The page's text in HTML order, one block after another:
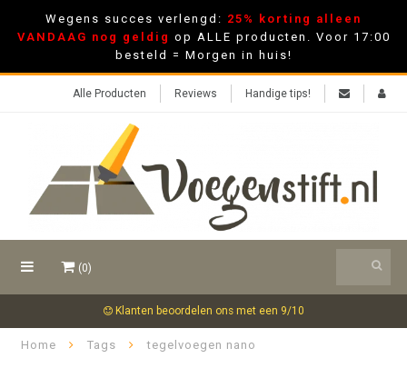
Wegens succes verlengd: 25% korting alleen
VANDAAG nog geldig op ALLE producten. Voor 17:00
besteld = Morgen in huis!
Alle Producten Reviews Handige tips!
(0)
Klanten beoordelen ons met een 9/10
Home Tags tegelvoegen nano